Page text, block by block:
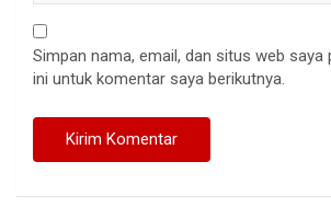
Simpan nama, email, dan situs web saya
ini untuk komentar saya berikutnya.